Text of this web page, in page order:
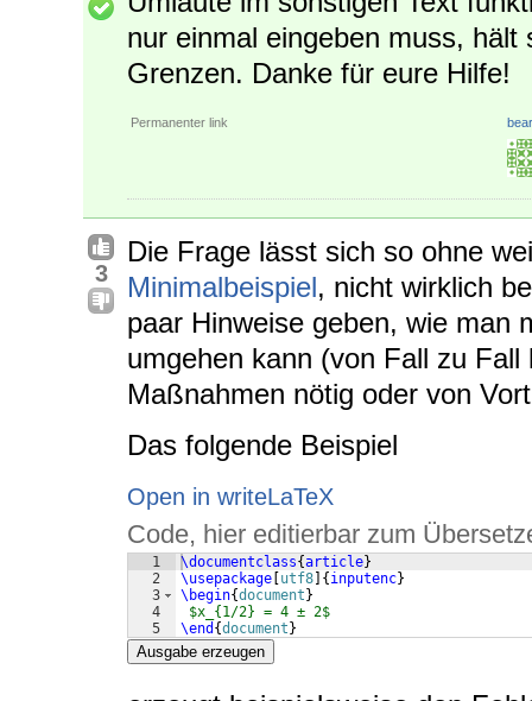
nur einmal eingeben muss, hält
Grenzen. Danke für eure Hilfe!
Permanenter link
3
Die Frage lässt sich so ohne
Minimalbeispiel, nicht wirklich
paar Hinweise geben, wie man
umgehen kann (von Fall zu
Maßnahmen nötig oder von
Das folgende Beispiel
Open in writeLaTeX
Code, hier editierbar zum
1
2
3
4
5
\documentclass{article}
\usepackage utf8 { inputenc}
\begin{document }
$x_{1/2} = 4 ± 2$
\end {document }
Ausgabe erzeugen